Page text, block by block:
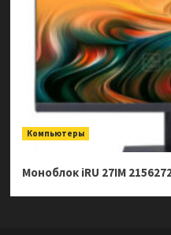
Компьютеры
Моноблок iRU 27IM